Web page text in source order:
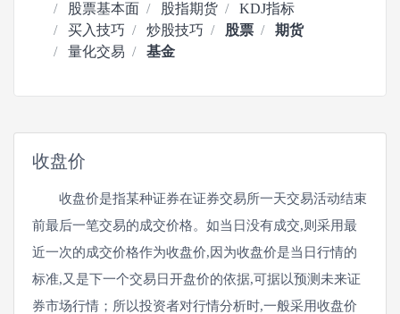
股票基本面
股指期货
KDJ指标
买入技巧
炒股技巧 股票
期货
量化交易
基金
收盘价
收盘价是指某种证券在证券交易所一天交易活动结束
前最后一笔交易的成交价格。如当日没有成交,则采用最
近一次的成交价格作为收盘价,因为收盘价是当日行情的
标准,又是下一个交易日开盘价的依据,可据以预测未来证
券市场行情；所以投资者对行情分析时,一般采用收盘价